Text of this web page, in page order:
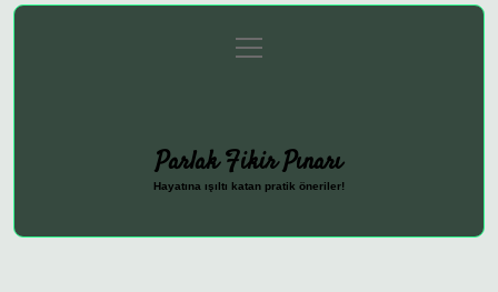
Gizlilik Politikası
menüyü
aç
Parlak Fikir Pınarı
Hayatına ışıltı katan pratik öneriler!